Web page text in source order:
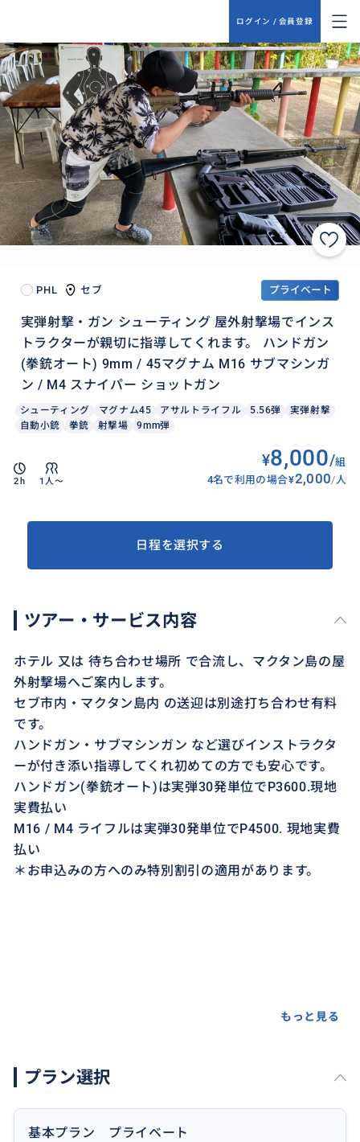
ログイン / 会員登録
PHL セブ プライベート
実弾射撃・ガン シューティング 屋外射撃場でインス
トラクターが親切に指導してくれます。 ハンドガン
(拳銃オート) 9mm / 45マグナム M16 サブマシンガ
ン / M4 スナイパー ショットガン
シューティング マグナム45 アサルトライフル 5.56弾
実弾射撃
自動小銃
拳銃 射撃場 9mm弾
2h 1人〜
¥8,000/組
4名で利用の場合¥2,000/人
日程を選択する
ツアー・サービス内容
ホテル 又は 待ち合わせ場所 で合流し、マクタン島の屋
外射撃場へご案内します。
セブ市内・マクタン島内 の送迎は別途打ち合わせ有料
です。
ハンドガン・サブマシンガン など選びインストラクタ
ーが付き添い指導してくれ初めての方でも安心です。
ハンドガン(拳銃オート)は実弾30発単位でP3600.現地
実費払い
M16 / M4 ライフルは実弾30発単位でP4500. 現地実費
払い
＊お申込みの方へのみ特別割引の適用があります。
もっと見る
プラン選択
基本プラン プライベート